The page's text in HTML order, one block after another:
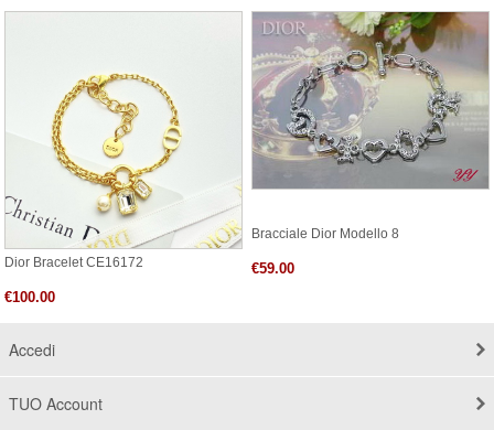
Dior Bracelet CE16172
€100.00
Bracciale Dior Modello 8
€59.00
Accedi
TUO Account